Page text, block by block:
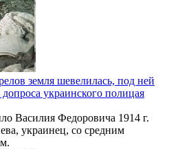
земля шевелилась, под ней
украинского полицая
Василия Федоровича 1914 г.
украинец, со средним